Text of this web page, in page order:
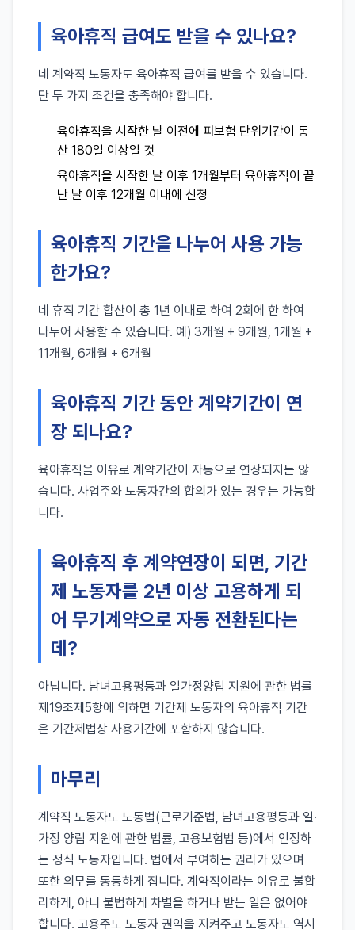
육아휴직 급여도 받을 수 있나요?
네 계약직 노동자도 육아휴직 급여를 받을 수 있습니다.
단 두 가지 조건을 충족해야 합니다.
육아휴직을 시작한 날 이전에 피보험 단위기간이 통
산 180일 이상일 것
육아휴직을 시작한 날 이후 1개월부터 육아휴직이 끝
난 날 이후 12개월 이내에 신청
육아휴직 기간을 나누어 사용 가능
한가요?
네 휴직 기간 합산이 총 1년 이내로 하여 2회에 한 하여
나누어 사용할 수 있습니다. 예) 3개월 + 9개월, 1개월 +
11개월, 6개월 + 6개월
육아휴직 기간 동안 계약기간이 연
장 되나요?
육아휴직을 이유로 계약기간이 자동으로 연장되지는 않
습니다. 사업주와 노동자간의 합의가 있는 경우는 가능합
니다.
육아휴직 후 계약연장이 되면, 기간
제 노동자를 2년 이상 고용하게 되
어 무기계약으로 자동 전환된다는
데?
아닙니다. 남녀고용평등과 일가정양립 지원에 관한 법률
제19조제5항에 의하면 기간제 노동자의 육아휴직 기간
은 기간제법상 사용기간에 포함하지 않습니다.
마무리
계약직 노동자도 노동법(근로기준법, 남녀고용평등과 일·
가정 양립 지원에 관한 법률, 고용보험법 등)에서 인정하
는 정식 노동자입니다. 법에서 부여하는 권리가 있으며
또한 의무를 동등하게 집니다. 계약직이라는 이유로 불합
리하게, 아니 불법하게 차별을 하거나 받는 일은 없어야
합니다. 고용주도 노동자 권익을 지켜주고 노동자도 역시